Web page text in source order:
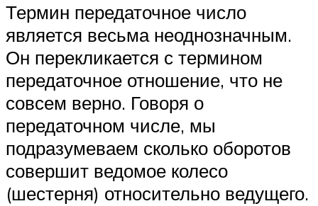
Термин передаточное число
является весьма неоднозначным.
Он перекликается с термином
передаточное отношение, что не
совсем верно. Говоря о
передаточном числе, мы
подразумеваем сколько оборотов
совершит ведомое колесо
(шестерня) относительно ведущего.